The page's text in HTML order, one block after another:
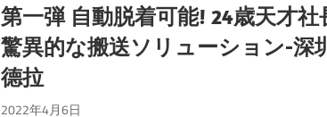
第一弾 自動脱着可能! 24歳天才社
驚異的な搬送ソリューション-深
德拉
2022年4月6日